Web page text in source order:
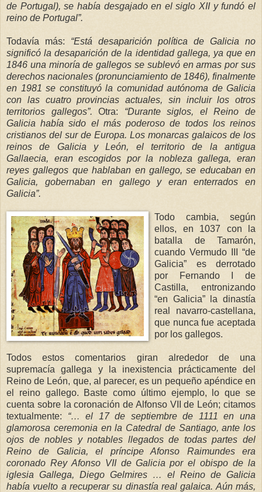
de Portugal), se había desgajado en el siglo XII y fundó el
reino de Portugal”.
Todavía más: “Está desaparición política de Galicia no
significó la desaparición de la identidad gallega, ya que en
1846 una minoría de gallegos se sublevó en armas por sus
derechos nacionales (pronunciamiento de 1846), finalmente
en 1981 se constituyó la comunidad autónoma de Galicia
con las cuatro provincias actuales, sin incluir los otros
territorios gallegos”.Otra: “Durante siglos, el Reino de
Galicia había sido el más poderoso de todos los reinos
cristianos del sur de Europa. Los monarcas galaicos de los
reinos de Galicia y León, el territorio de la antigua
Gallaecia, eran escogidos por la nobleza gallega, eran
reyes gallegos que hablaban en gallego, se educaban en
Galicia, gobernaban en gallegoy eran enterrados en
Galicia”.
Todo cambia, según
ellos, en 1037 con la
batalla de Tamarón,
cuando Vermudo III “de
Galicia” es derrotado
por Fernando I de
Castilla, entronizando
“en Galicia” la dinastía
real navarro-castellana,
que nunca fue aceptada
por los gallegos.
Todos estos comentarios giran alrededor de una
supremacía gallega y la inexistencia prácticamente del
Reino de León, que, al parecer, es un pequeño apéndice en
el reino gallego. Baste como último ejemplo, lo que se
cuenta sobre la coronación de Alfonso VII de León; citamos
textualmente: “… el 17 de septiembre de 1111 en una
glamorosa ceremonia enla Catedral de Santiago, ante los
ojos de nobles y notables llegados de todas partes del
Reino de Galicia, el príncipe Afonso Raimundes era
coronado Rey Afonso VII de Galicia por el obispo de la
iglesia Gallega, Diego Gelmires … el Reino de Galicia
había vuelto a recuperar su dinastía real galaica. Aún más,